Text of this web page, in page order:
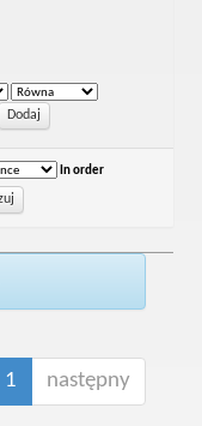
In order
1 następny